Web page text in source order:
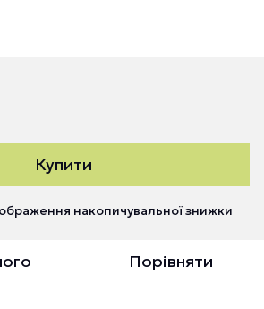
Купити
накопичувальної знижки
Порівняти